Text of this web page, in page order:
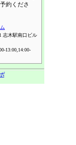
約くださ
志木駅南口ビル
13:00,14:00-